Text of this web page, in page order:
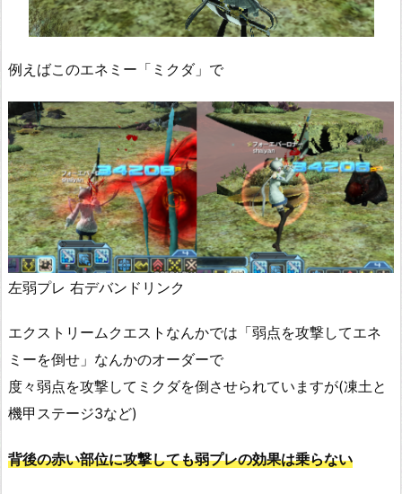
例えばこのエネミー「ミクダ」で
左弱プレ 右デバンドリンク
エクストリームクエストなんかでは「弱点を攻撃してエネ
ミーを倒せ」なんかのオーダーで
度々弱点を攻撃してミクダを倒させられていますが(凍土と
機甲ステージ3など)
背後の赤い部位に攻撃しても弱プレの効果は乗らない